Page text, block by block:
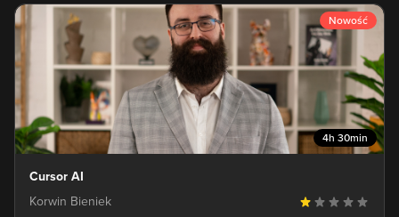
Nowość
4h 30min
Cursor AI
Korwin Bieniek